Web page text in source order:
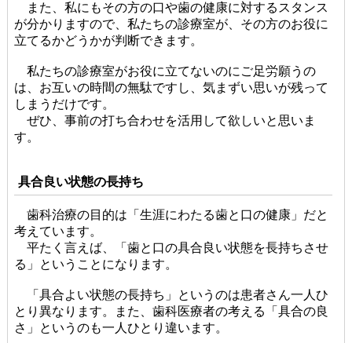
また、私にもその方の口や歯の健康に対するスタンス
が分かりますので、私たちの診療室が、その方のお役に
立てるかどうかが判断できます。
私たちの診療室がお役に立てないのにご足労願うの
は、お互いの時間の無駄ですし、気まずい思いが残って
しまうだけです。
ぜひ、事前の打ち合わせを活用して欲しいと思いま
す。
具合良い状態の長持ち
歯科治療の目的は「生涯にわたる歯と口の健康」だと
考えています。
平たく言えば、「歯と口の具合良い状態を長持ちさせ
る」ということになります。
「具合よい状態の長持ち」というのは患者さん一人ひ
とり異なります。また、歯科医療者の考える「具合の良
さ」というのも一人ひとり違います。